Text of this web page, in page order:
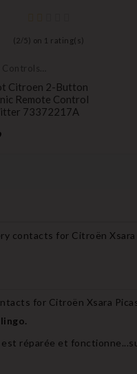
( 2 / 5) on 1 rating(s)
Citroen 2-Button
Remote Control
73372217A
Price
contacts for Citroën
for Citroën Xsara
réparée et